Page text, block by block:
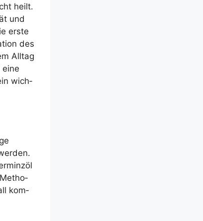
heilt.
und
ers­te
des
All­tag
wich­
Metho­
kom­